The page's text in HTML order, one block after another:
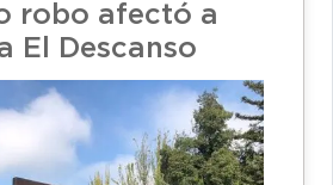
robo afectó a
El Descanso